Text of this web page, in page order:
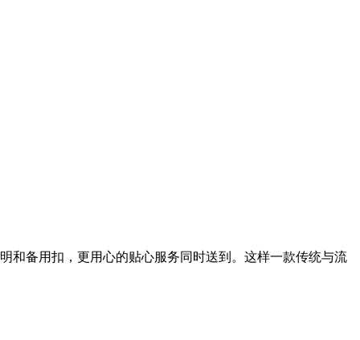
和备用扣，更用心的贴心服务同时送到。这样一款传统与流